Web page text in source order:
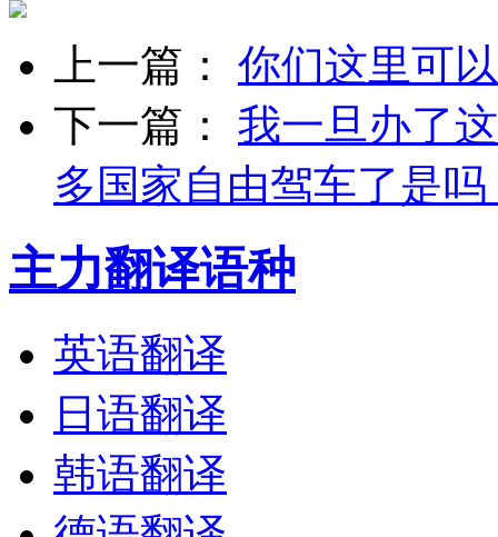
上一篇： 你们这里可
下一篇： 我一旦办了
多国家自由驾车了是吗
主力翻译语种
英语翻译
日语翻译
韩语翻译